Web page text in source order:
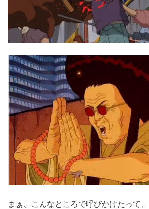
まぁ、こんなところで呼びかけたって